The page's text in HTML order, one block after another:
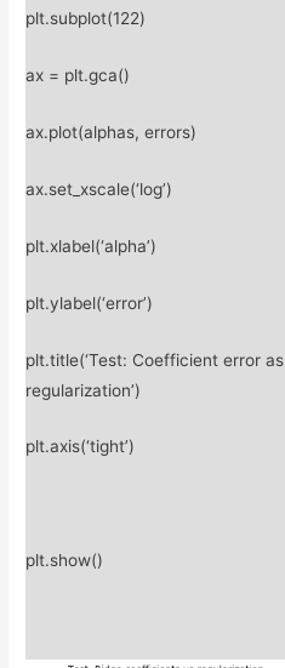
plt.subplot(122)
ax = plt.gca()
ax.plot(alphas, errors)
ax.set_xscale(‘log’)
plt.xlabel(‘alpha’)
plt.ylabel(‘error’)
plt.title(‘Test: Coefficient error
regularization’)
plt.axis(‘tight’)
plt.show()